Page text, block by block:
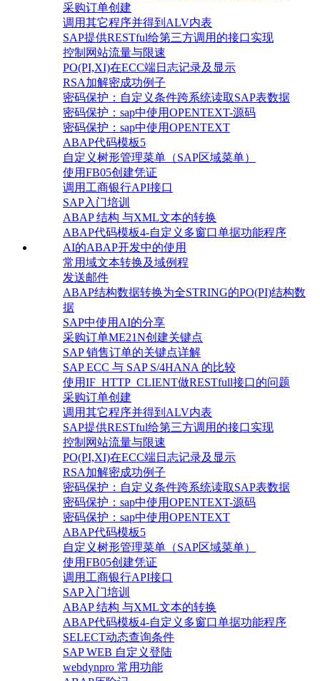
采购订单创建
调用其它程序并得到ALV内表
SAP提供RESTful给第三方调用的接口实现
控制网站流量与限速
PO(PI,XI)在ECC端日志记录及显示
RSA加解密成功例子
密码保护：自定义条件跨系统读取SAP表数据
密码保护：sap中使用OPENTEXT-源码
密码保护：sap中使用OPENTEXT
ABAP代码模板5
自定义树形管理菜单（SAP区域菜单）
使用FB05创建凭证
调用工商银行API接口
SAP入门培训
ABAP 结构 与XML文本的转换
ABAP代码模板4-自定义多窗口单据功能程序
AI的ABAP开发中的使用
常用域文本转换及域例程
发送邮件
ABAP结构数据转换为全STRING的PO(PI)结构数
据
SAP中使用AI的分享
采购订单ME21N创建关键点
SAP 销售订单的关键点详解
SAP ECC 与 SAP S/4HANA 的比较
使用IF_HTTP_CLIENT做RESTfull接口的问题
采购订单创建
调用其它程序并得到ALV内表
SAP提供RESTful给第三方调用的接口实现
控制网站流量与限速
PO(PI,XI)在ECC端日志记录及显示
RSA加解密成功例子
密码保护：自定义条件跨系统读取SAP表数据
密码保护：sap中使用OPENTEXT-源码
密码保护：sap中使用OPENTEXT
ABAP代码模板5
自定义树形管理菜单（SAP区域菜单）
使用FB05创建凭证
调用工商银行API接口
SAP入门培训
ABAP 结构 与XML文本的转换
ABAP代码模板4-自定义多窗口单据功能程序
SELECT动态查询条件
SAP WEB 自定义登陆
webdynpro 常用功能